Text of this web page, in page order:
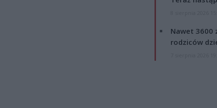
Nawet 3600
rodziców